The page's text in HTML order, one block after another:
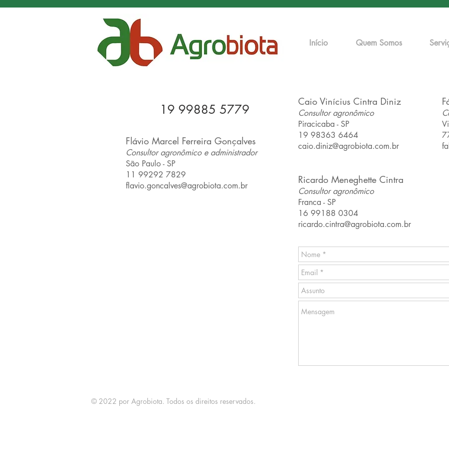
Início Quem Somos
19 99885 5779
Flávio Marcel Ferreira Gonçalves
Consultor agronômico e administrador
São Paulo- SP
11 99292 7829
flavio.goncalves@agrobiota.com.br
Caio Vinícius Cintra Diniz
Consultor agronômico
Piracicaba - SP
19 98363 6464
caio.diniz@agrobiota.com.br
Ricardo Meneghette Cintra
Consultor agronômico
Franca - SP
16 99188 0304
ricardo.cintra@agrobiota.com.br
© 2022 por Agrobiota. Todos os direitos reservados.